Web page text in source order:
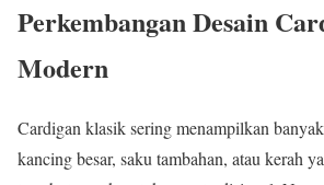
Perkembangan Desain
Modern
Cardigan klasik sering menampilkan
kancing besar, saku tambahan, atau kerah